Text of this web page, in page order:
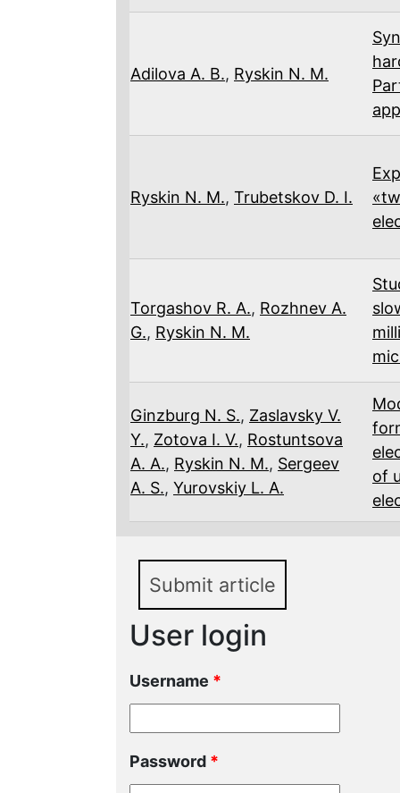
Adilova A. B., Ryskin N. M.
Ryskin N. M., Trubetskov D. I.
Torgashov R. A., Rozhnev A.
G., Ryskin N. M.
Ginzburg N. S., Zaslavsky V.
Y., Zotova I. V., Rostuntsova
A. A., Ryskin N. M., Sergeev
A. S., Yurovskiy L. A.
of
Submit article
User login
Username *
Password *